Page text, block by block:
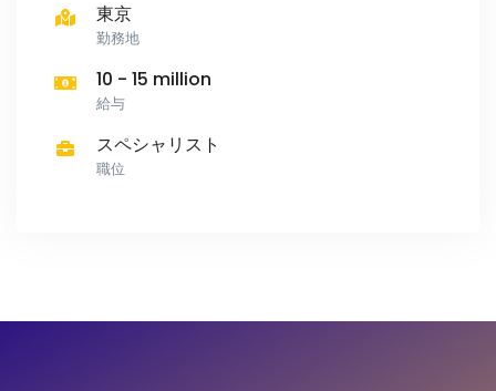
東京
勤務地
10 - 15 million
給与
スペシャリスト
職位